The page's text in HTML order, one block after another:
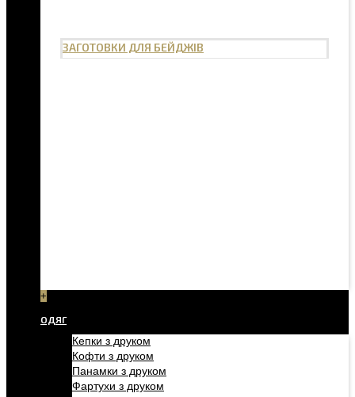
ЗАГОТОВКИ ДЛЯ БЕЙДЖІВ
+
ОДЯГ
Кепки з друком
Кофти з друком
Панамки з друком
Фартухи з друком